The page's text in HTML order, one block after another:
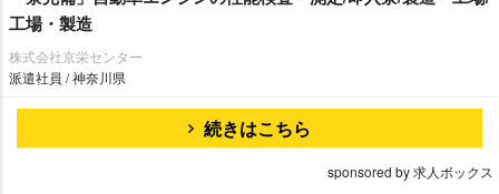
工場・製造
株式会社京栄センター
派遣社員 / 神奈川県
続きはこちら
sponsored by 求人ボックス